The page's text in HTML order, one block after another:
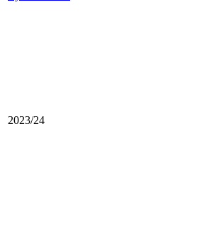
2023/24